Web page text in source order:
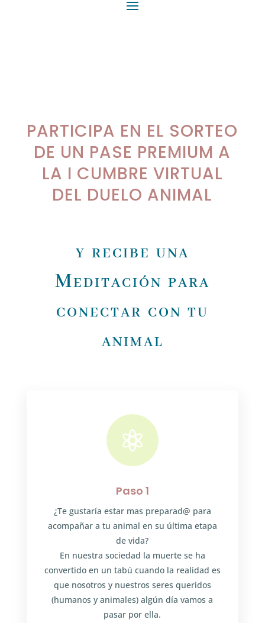
PARTICIPA EN EL SORTEO
DE UN PASE PREMIUM A
LA I CUMBRE VIRTUAL
DEL DUELO ANIMAL
y recibe una
Meditación para
conectar con tu
animal

Paso 1
¿Te gustaría estar mas preparad@ para
acompañar a tu animal en su última etapa
de vida?
En nuestra sociedad la muerte se ha
convertido en un tabú cuando la realidad es
que nosotros y nuestros seres queridos
(humanos y animales) algún día vamos a
pasar por ella.